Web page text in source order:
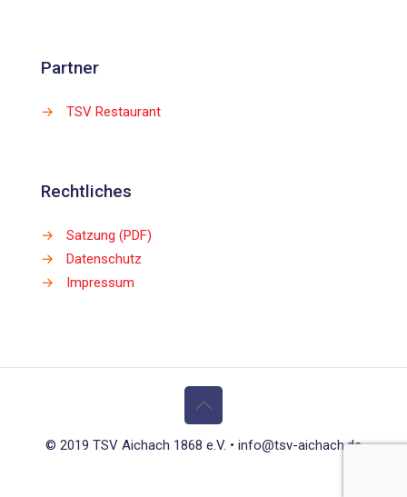
Partner
→ TSV Restaurant
Rechtliches
→
Satzung (PDF)
→
Datenschutz
→
Impressum
© 2019 TSV Aichach 1868 e.V. • info@tsv-aichach.de